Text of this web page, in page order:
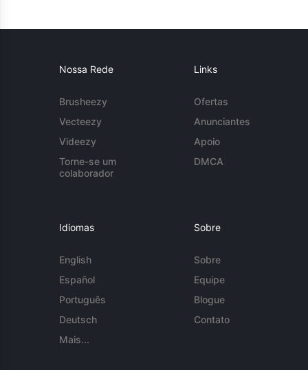
Nossa Rede
Brusheezy
Vecteezy
Videezy
Torne-se um
colaborador
Links
Ofertas
Anunciantes
Apoio
DMCA
Idiomas
English
Español
Português
Deutsch
Mais...
Sobre
Sobre
Equipe
Blogue
Contato